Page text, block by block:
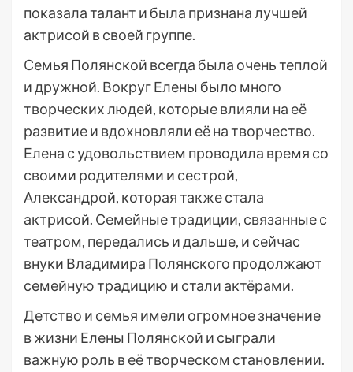
показала талант и была признана лучшей
актрисой в своей группе.
Семья Полянской всегда была очень теплой
и дружной. Вокруг Елены было много
творческих людей, которые влияли на её
развитие и вдохновляли её на творчество.
Елена с удовольствием проводила время со
своими родителями и сестрой,
Александрой, которая также стала
актрисой. Семейные традиции, связанные с
театром, передались и дальше, и сейчас
внуки Владимира Полянского продолжают
семейную традицию и стали актёрами.
Детство и семья имели огромное значение
в жизни Елены Полянской и сыграли
важную роль в её творческом становлении.